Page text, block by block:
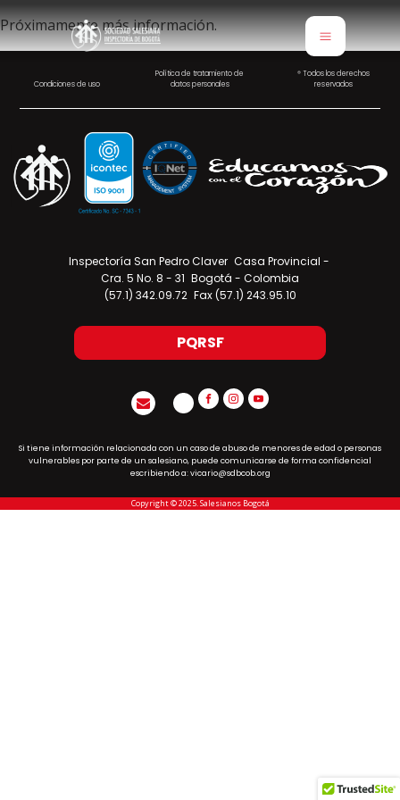
Próximamente más información.
Condiciones de uso
Política de tratamiento de
datos personales
® Todos los derechos
reservados
Inspectoría San Pedro Claver Casa Provincial -
Cra. 5 No. 8 - 31 Bogotá - Colombia
(57.1) 342.09.72 Fax (57.1) 243.95.10
PQRSF
Si tiene información relacionada con un caso de abuso de menores de edad o personas
vulnerables por parte de un salesiano, puede comunicarse de forma confidencial
escribiendo a: vicario@sdbcob.org
Copyright © 2025. Salesianos Bogotá